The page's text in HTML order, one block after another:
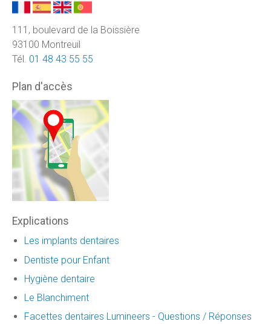
111, boulevard de la Boissière
93100 Montreuil
Tél. 01 48 43 55 55
Plan d'accès
Explications
Les implants dentaires
Dentiste pour Enfant
Hygiène dentaire
Le Blanchiment
Facettes dentaires Lumineers - Questions / Réponses